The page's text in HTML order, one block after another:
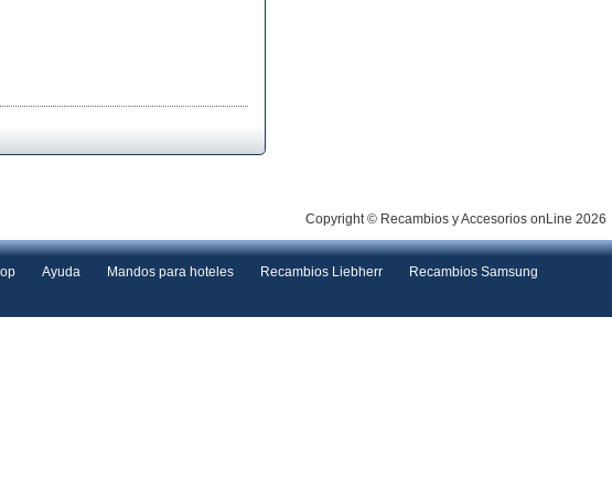
Copyright © Recambios y Accesorios onLine 2026
Ayuda Mandos para hoteles Recambios Liebherr
Recambios Samsung